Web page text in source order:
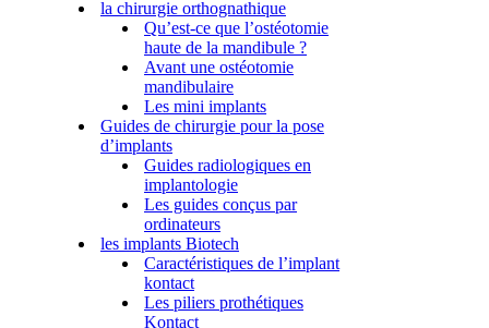
la chirurgie orthognathique
Qu’est-ce que l’ostéotomie
haute de la mandibule ?
Avant une ostéotomie
mandibulaire
Les mini implants
Guides de chirurgie pour la pose
d’implants
Guides radiologiques en
implantologie
Les guides conçus par
ordinateurs
les implants Biotech
Caractéristiques de l’implant
kontact
Les piliers prothétiques
Kontact